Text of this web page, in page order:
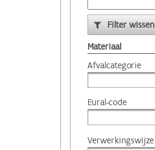
Filter wissen
Materiaal
Afvalcategorie
Eural-code
Verwerkingswijze